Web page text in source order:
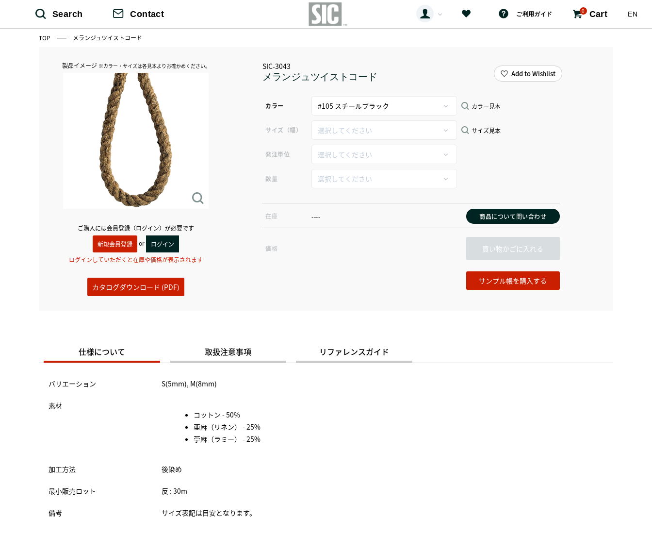
Search Contact ご利用ガイド 0 Cart EN
TOP メランジュツイストコード
製品イメージ ※カラー・サイズは各見本よりお確かめください。
ご購入には会員登録（ログイン）が必要です
新規会員登録
or
ログイン
ログインしていただくと在庫や価格が表示されます
カタログダウンロード (PDF)
SIC-3043
メランジュツイストコード
カラー カラー見本
サイズ（幅） サイズ見本
発注単位
数量
在庫 ---- 商品について問い合わせ
価格 買い物かごに入れる
Add to Wishlist
仕様について 取扱注意事項 リファレンスガイド
バリエーション S(5mm), M(8mm)
素材
コットン - 50%
亜麻（リネン） - 25%
苧麻（ラミー） - 25%
加工方法 後染め
最小販売ロット 反 : 30m
備考 サイズ表記は目安となります。